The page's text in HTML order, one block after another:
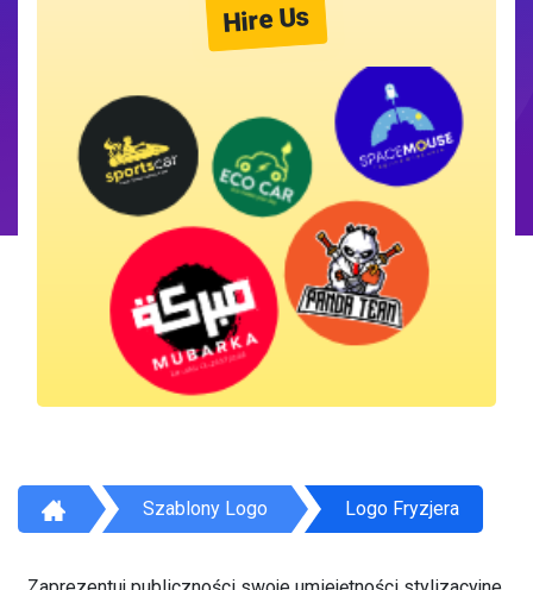
Hire Us
Szablony Logo Logo Fryzjera